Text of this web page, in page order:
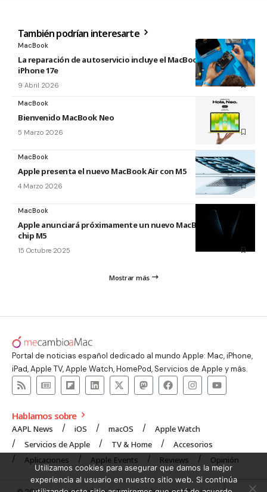
También podrían interesarte
MacBook
La reparación de autoservicio incluye el MacBook Neo y
iPhone 17e
9 Abril 2026
MacBook
Bienvenido MacBook Neo
5 Marzo 2026
MacBook
Apple presenta el nuevo MacBook Air con M5
4 Marzo 2026
MacBook
Apple anunciará próximamente un nuevo MacBook Pro con
chip M5
15 Octubre 2025
Mostrar más
Portal de noticias español dedicado al mundo Apple: Mac, iPhone,
iPad, Apple TV, Apple Watch, HomePod, Servicios de Apple y más.
Hablamos sobre
AAPL News iOS macOS
Apple Watch
Servicios de Apple
TV & Home
Accesorios
Aplicaciones
Apple Events Reviews Opinión
Utilizamos cookies para asegurar que damos la mejor
experiencia al usuario en nuestro sitio web. Si continúa